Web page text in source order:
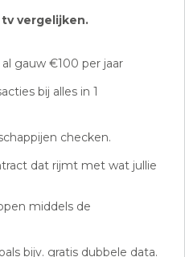
vergelijken.
gauw €100 per jaar
bij alles in 1
checken.
dat rijmt met wat jullie
middels de
bijv. gratis dubbele data.